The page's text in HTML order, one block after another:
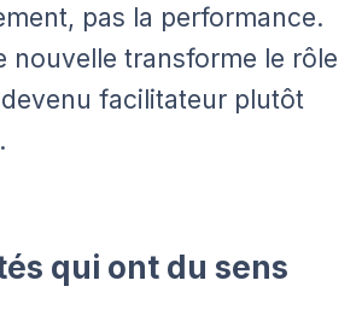
pas la performance.
nouvelle transforme le rôle
facilitateur plutôt
qui ont du sens